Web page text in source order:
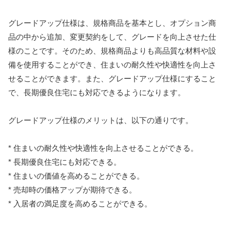
グレードアップ仕様は、規格商品を基本とし、オプション商
品の中から追加、変更契約をして、グレードを向上させた仕
様のことです。そのため、規格商品よりも高品質な材料や設
備を使用することができ、住まいの耐久性や快適性を向上さ
せることができます。また、グレードアップ仕様にすること
で、長期優良住宅にも対応できるようになります。
グレードアップ仕様のメリットは、以下の通りです。
* 住まいの耐久性や快適性を向上させることができる。
* 長期優良住宅にも対応できる。
* 住まいの価値を高めることができる。
* 売却時の価格アップが期待できる。
* 入居者の満足度を高めることができる。